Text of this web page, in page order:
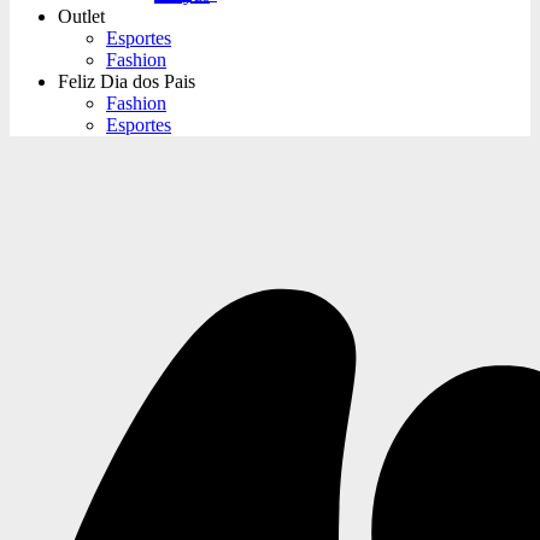
Outlet
Esportes
Fashion
Feliz Dia dos Pais
Fashion
Esportes